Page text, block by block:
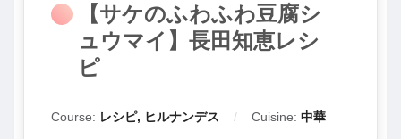
【サケのふわふわ豆腐シ
ュウマイ】長田知恵レシ
ピ
Course: レシピ, ヒルナンデス Cuisine: 中華